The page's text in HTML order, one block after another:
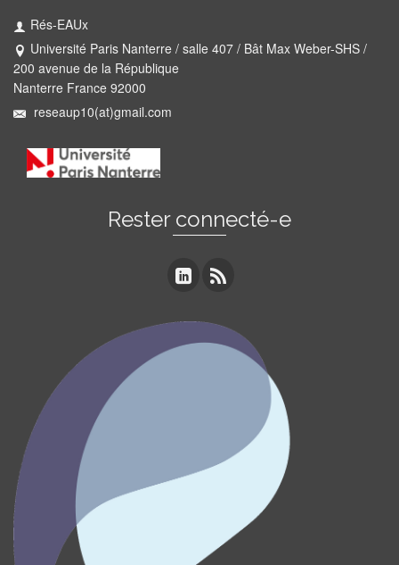
Rés-EAUx
Université Paris Nanterre / salle 407 / Bât Max Weber-SHS /
200 avenue de la République
Nanterre France 92000
reseaup10(at)gmail.com
Rester connecté-e